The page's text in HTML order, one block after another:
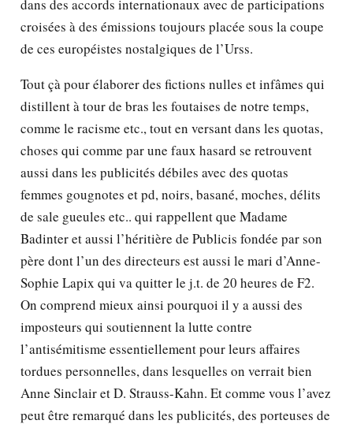
dans des accords internationaux avec de participations
croisées à des émissions toujours placée sous la coupe
de ces européistes nostalgiques de l’Urss.
Tout çà pour élaborer des fictions nulles et infâmes qui
distillent à tour de bras les foutaises de notre temps,
comme le racisme etc., tout en versant dans les quotas,
choses qui comme par une faux hasard se retrouvent
aussi dans les publicités débiles avec des quotas
femmes gougnotes et pd, noirs, basané, moches, délits
de sale gueules etc.. qui rappellent que Madame
Badinter et aussi l’héritière de Publicis fondée par son
père dont l’un des directeurs est aussi le mari d’Anne-
Sophie Lapix qui va quitter le j.t. de 20 heures de F2.
On comprend mieux ainsi pourquoi il y a aussi des
imposteurs qui soutiennent la lutte contre
l’antisémitisme essentiellement pour leurs affaires
tordues personnelles, dans lesquelles on verrait bien
Anne Sinclair et D. Strauss-Kahn. Et comme vous l’avez
peut être remarqué dans les publicités, des porteuses de